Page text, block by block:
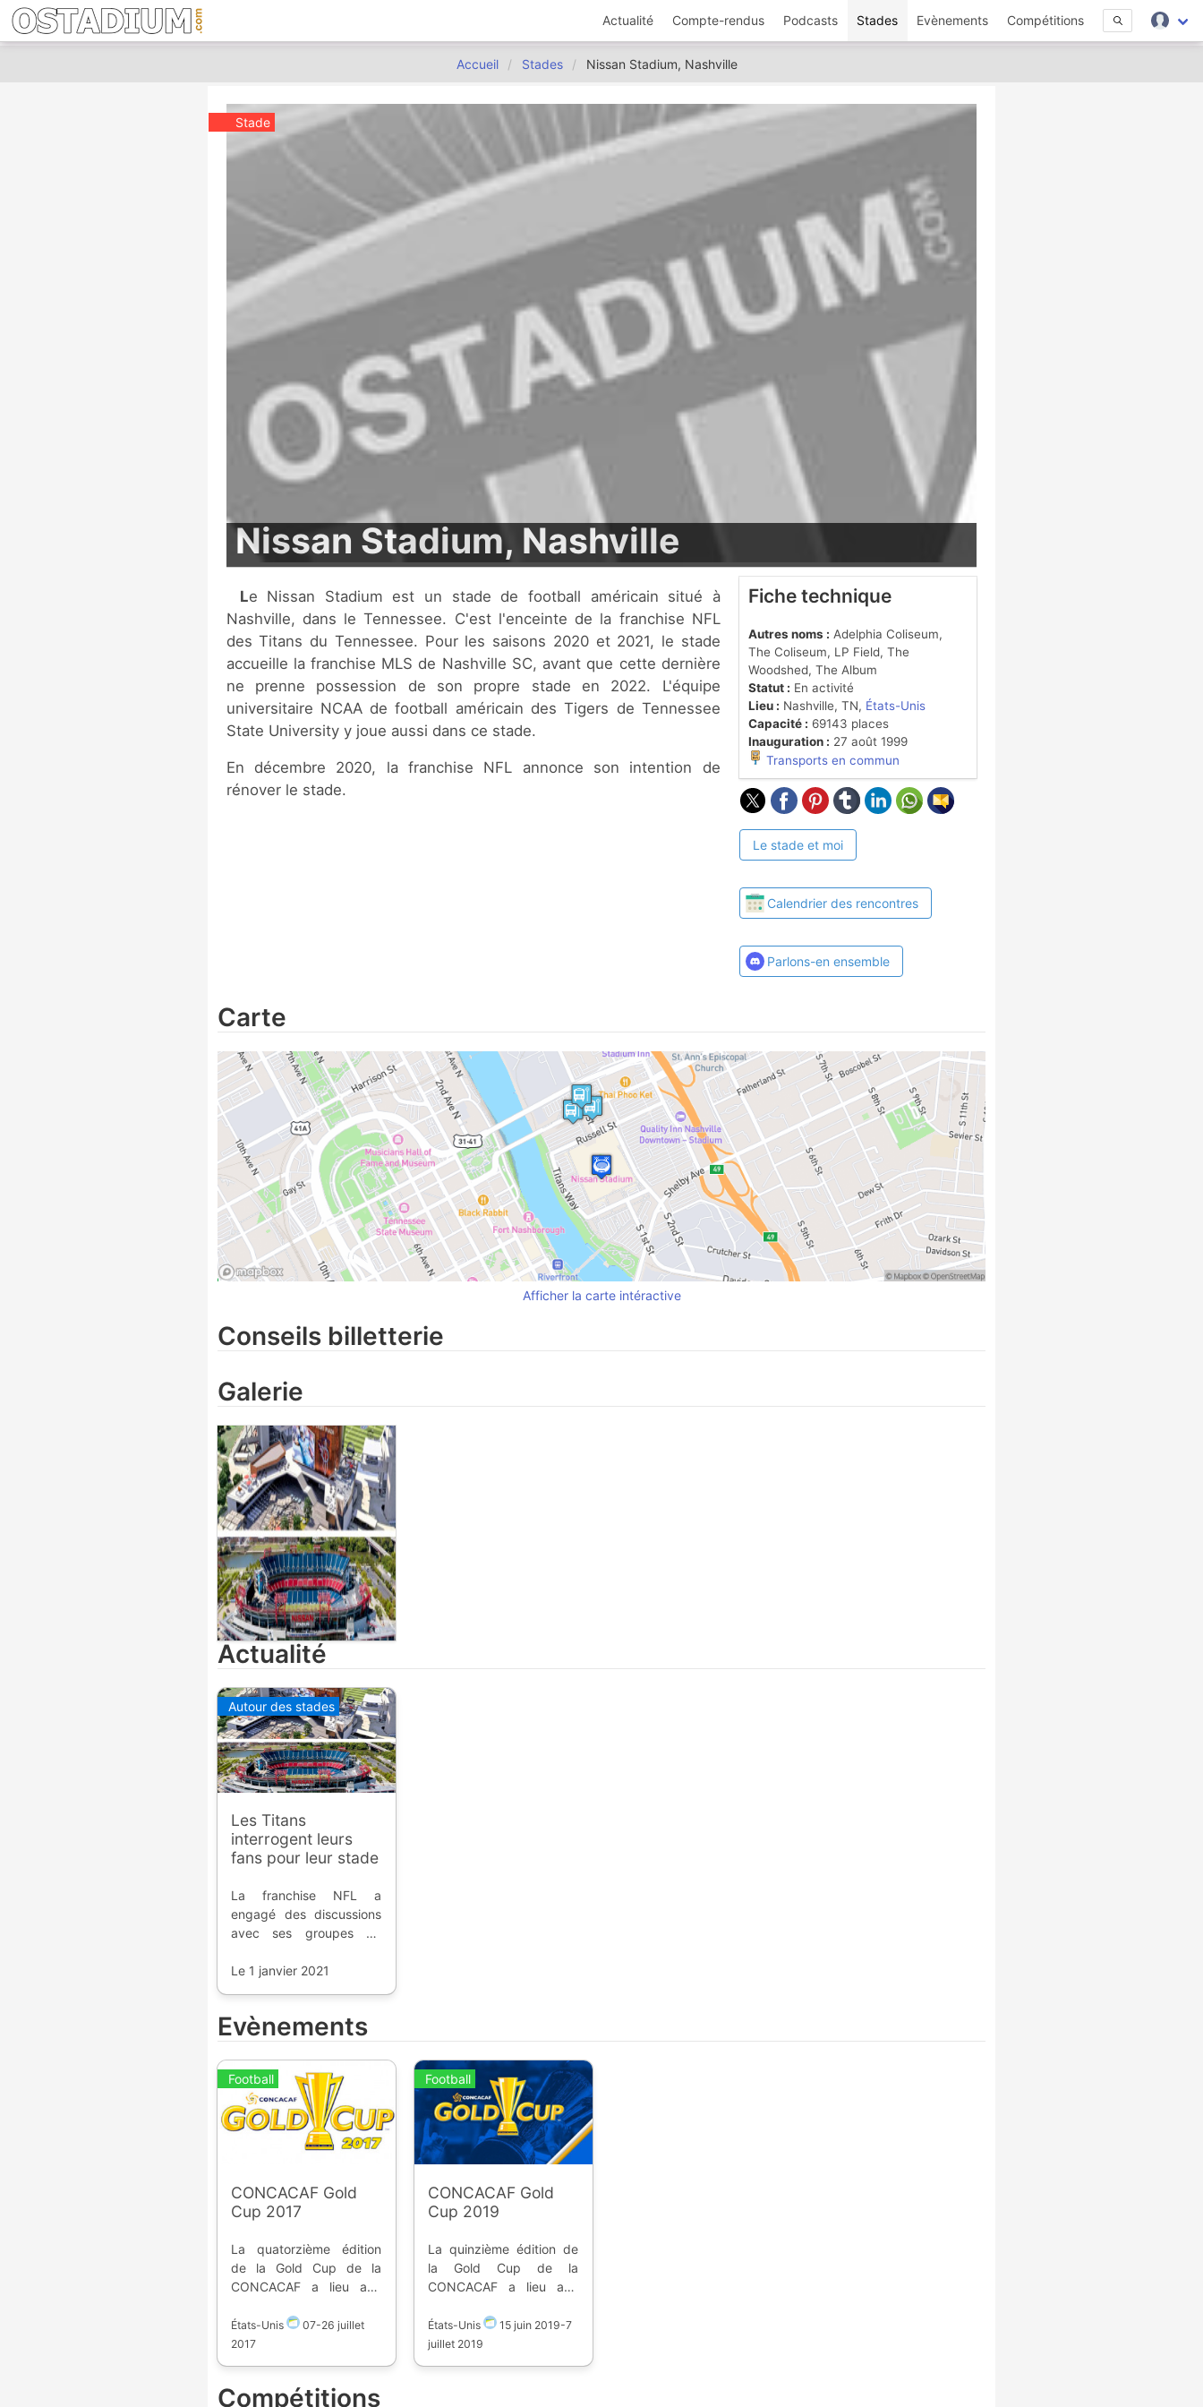
Actualité Compte-rendus Podcasts Stades Evènements Compétitions
Accueil Stades Nissan Stadium, Nashville
Stade
Nissan Stadium, Nashville
Le Nissan Stadium est un stade de football américain situé à
Nashville, dans le Tennessee. C'est l'enceinte de la franchise NFL
des Titans du Tennessee. Pour les saisons 2020 et 2021, le stade
accueille la franchise MLS de Nashville SC, avant que cette dernière
ne prenne possession de son propre stade en 2022. L'équipe
universitaire NCAA de football américain des Tigers de Tennessee
State University y joue aussi dans ce stade.
En décembre 2020, la franchise NFL annonce son intention de
rénover le stade.
Fiche technique
Autres noms : Adelphia Coliseum,
The Coliseum, LP Field, The
Woodshed, The Album
Statut : En activité
Lieu : Nashville, TN, États-Unis
Capacité : 69143 places
Inauguration : 27 août 1999
Transports en commun
Le stade et moi
Calendrier des rencontres
Parlons-en ensemble
Carte
Afficher la carte intéractive
Conseils billetterie
Galerie
Actualité
Autour des stades
Les Titans
interrogent leurs
fans pour leur stade
La franchise NFL a
engagé des discussions
avec ses groupes de
version du Nissan
Le 1 janvier 2021
Evènements
Football
CONCACAF Gold
Cup 2017
La quatorzième édition
de la Gold Cup de la
CONCACAF a lieu aux
juillet 2017. C'est une
compétition de football
Confédération
États-Unis 07-26 juillet
2017
Football
CONCACAF Gold
Cup 2019
La quinzième édition de
la Gold Cup de la
CONCACAF a lieu aux
juillet 2019. C'est une
compétition de football
États-Unis 15 juin 2019-7
juillet 2019
Compétitions